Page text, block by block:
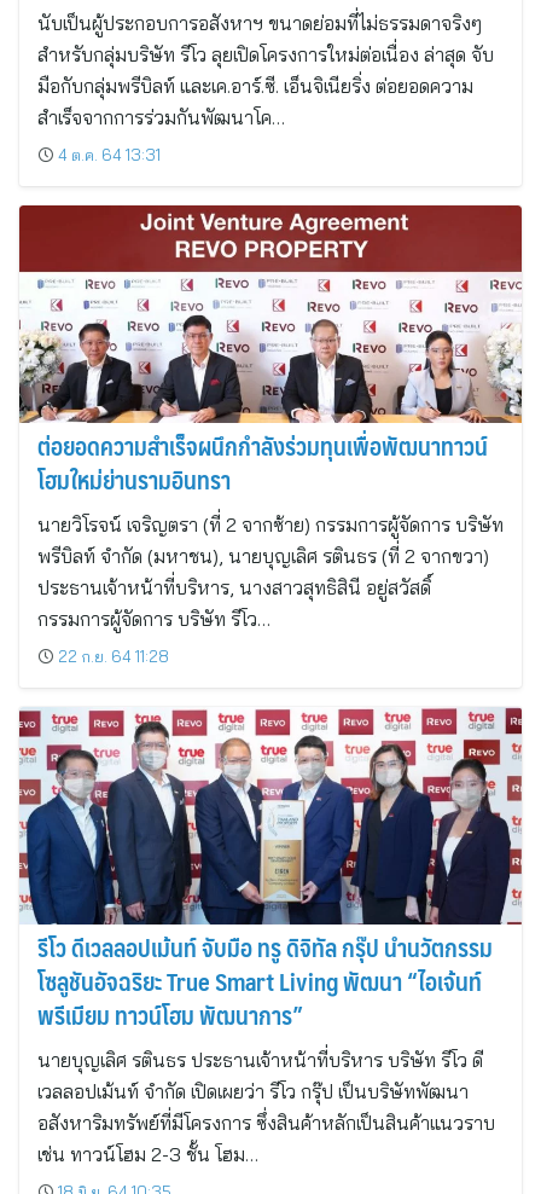
นับเป็นผู้ประกอบการอสังหาฯ ขนาดย่อมที่ไม่ธรรมดาจริงๆ
สำหรับกลุ่มบริษัท รีโว ลุยเปิดโครงการใหม่ต่อเนื่อง ล่าสุด จับ
มือกับกลุ่มพรีบิลท์ และเค.อาร์.ซี. เอ็นจิเนียริ่ง ต่อยอดความ
สำเร็จจากการร่วมกันพัฒนาโค…
4 ต.ค. 64 13:31
ต่อยอดความสำเร็จผนึกกำลังร่วมทุนเพื่อพัฒนาทาวน์
โฮมใหม่ย่านรามอินทรา
นายวิโรจน์ เจริญตรา (ที่ 2 จากซ้าย) กรรมการผู้จัดการ บริษัท
พรีบิลท์ จำกัด (มหาชน), นายบุญเลิศ รตินธร (ที่ 2 จากขวา)
ประธานเจ้าหน้าที่บริหาร, นางสาวสุทธิสินี อยู่สวัสดิ์
กรรมการผู้จัดการ บริษัท รีโว…
22 ก.ย. 64 11:28
รีโว ดีเวลลอปเม้นท์ จับมือ ทรู ดิจิทัล กรุ๊ป นำนวัตกรรม
โซลูชันอัจฉริยะ True Smart Living พัฒนา “ไอเจ้นท์
พรีเมียม ทาวน์โฮม พัฒนาการ”
นายบุญเลิศ รตินธร ประธานเจ้าหน้าที่บริหาร บริษัท รีโว ดี
เวลลอปเม้นท์ จำกัด เปิดเผยว่า รีโว กรุ๊ป เป็นบริษัทพัฒนา
อสังหาริมทรัพย์ที่มีโครงการ ซึ่งสินค้าหลักเป็นสินค้าแนวราบ
เช่น ทาวน์โฮม 2-3 ชั้น โฮม…